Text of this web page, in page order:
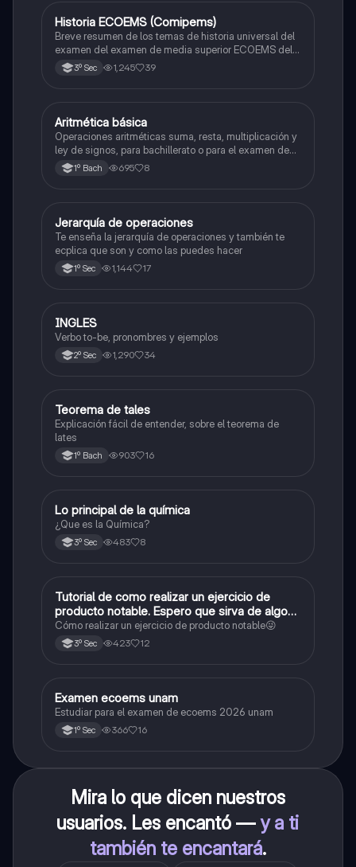
Historia
Historia ECOEMS (Comipems)
Breve resumen de los temas de historia universal del
examen del examen de media superior ECOEMS del
valle de México
3º Sec 1,245 39
Matemáticas
Aritmética básica
Operaciones aritméticas suma, resta, multiplicación y
ley de signos, para bachillerato o para el examen de
admisión a la universidad
1º Bach 695 8
Matemáticas
Jerarquía de operaciones
Te enseña la jerarquía de operaciones y también te
ecplica que son y como las puedes hacer
1º Sec 1,144 17
Inglés
INGLES
Verbo to-be, pronombres y ejemplos
2º Sec 1,290 34
Matemáticas
Teorema de tales
Explicación fácil de entender, sobre el teorema de
lates
1º Bach 903 16
Química
Lo principal de la química
¿Que es la Química?
3º Sec 483 8
Matemáticas
Tutorial de como realizar un ejercicio de
producto notable. Espero que sirva de algo💕
😜
Cómo realizar un ejercicio de producto notable😜
3º Sec 423 12
Español
Examen ecoems unam
Estudiar para el examen de ecoems 2026 unam
1º Sec 366 16
Mira lo que dicen nuestros
usuarios. Les encantó —y a ti
también te encantará.